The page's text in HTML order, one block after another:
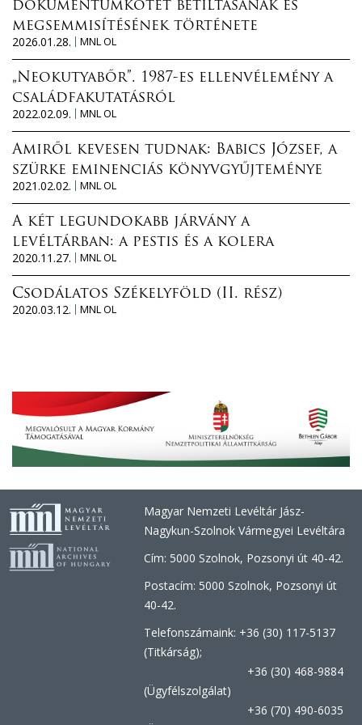
dokumentumkötet betiltásának és
megsemmisítésének története
2026.01.28.
MNL OL
„Neokutyabőr”. 1987-es ellenvélemény a
családfakutatásról
2022.02.09.
MNL OL
Amiről kevesen tudnak: Babics József, a
szürke eminenciás könyvgyűjteménye
2021.02.02.
MNL OL
A két legundokabb járvány a
levéltárban: a pestis és a kolera
2020.11.27.
MNL OL
Csodálatos Székelyföld (II. rész)
2020.03.12.
MNL OL
Magyar Nemzeti Levéltár Jász-
Nagykun-Szolnok Vármegyei Levéltára
Cím: 5000 Szolnok, Pozsonyi út 40-42.
Postacím: 5000 Szolnok, Pozsonyi út
40-42.
Telefonszámaink: +36 (30) 117-5137
(Titkárság);
+36 (30) 468-9884
(Ügyfélszolgálat)
+36 (70) 490-6035